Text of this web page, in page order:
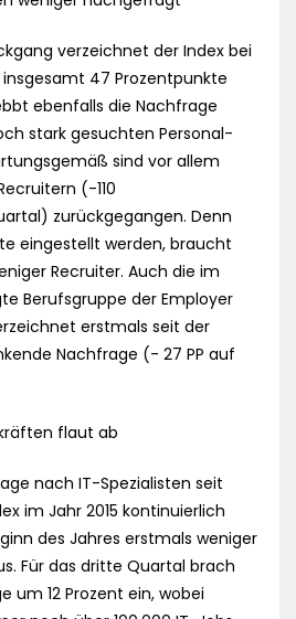
verzeichnet der Index bei
insgesamt 47 Prozentpunkte
ebenfalls die Nachfrage
stark gesuchten Personal-
sind vor allem
(-110
zurückgegangen. Denn
eingestellt werden, braucht
Recruiter. Auch die im
Berufsgruppe der Employer
erstmals seit der
Nachfrage (- 27 PP auf
flaut ab
nach IT-Spezialisten seit
im Jahr 2015 kontinuierlich
des Jahres erstmals weniger
Für das dritte Quartal brach
um 12 Prozent ein, wobei